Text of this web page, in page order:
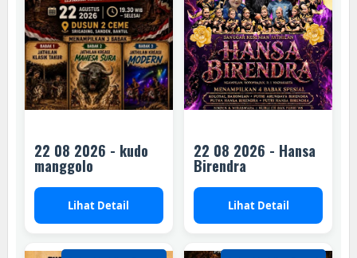
22 08 2026 - kudo
manggolo
Lihat Detail
22 08 2026 - Hansa
Birendra
Lihat Detail